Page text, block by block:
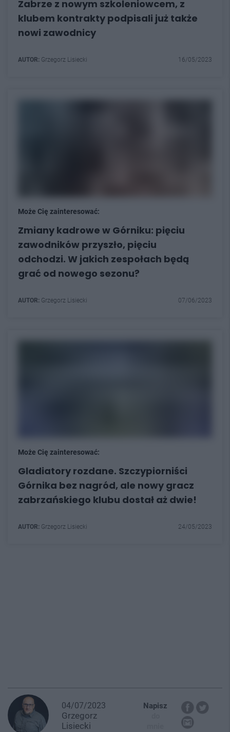
Zabrze z nowym szkoleniowcem, z
klubem kontrakty podpisali już także
nowi zawodnicy
AUTOR: Grzegorz Lisiecki 16/05/2023
Może Cię zainteresować:
Zmiany kadrowe w Górniku: pięciu
zawodników przyszło, pięciu
odchodzi. W jakich zespołach będą
grać od nowego sezonu?
AUTOR: Grzegorz Lisiecki 07/06/2023
Może Cię zainteresować:
Gladiatory rozdane. Szczypiorniści
Górnika bez nagród, ale nowy gracz
zabrzańskiego klubu dostał aż dwie!
AUTOR: Grzegorz Lisiecki 24/05/2023
04/07/2023
Grzegorz
Lisiecki
Napisz